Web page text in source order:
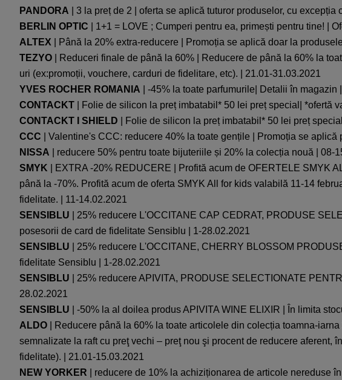
PANDORA | 3 la preț de 2 | oferta se aplică tuturor produselor, cu
BERLIN OPTIC | 1+1 = LOVE ; Cumperi pentru ea, primești pentru tine! |
ALTEX | Până la 20% extra-reducere | Promoția se aplică doar la
TEZYO | Reduceri finale de până la 60% | Reducere de până la 60% la
uri (ex:promoții, vouchere, carduri de fidelitare, etc). | 21.01-31.03.2021
YVES ROCHER ROMANIA | -45% la toate parfumurile| Detalii în magazin
CONTACKT | Folie de silicon la preț imbatabil* 50 lei preț special| *ofertă
CONTACKT I SHIELD | Folie de silicon la preț imbatabil* 50 lei preț
CCC | Valentine's CCC: reducere 40% la toate gențile | Promoția se
NISSA | reducere 50% pentru toate bijuteriile și 20% la colecția nouă | 08-
SMYK | EXTRA -20% REDUCERE | Profită acum de OFERTELE SMYK
până la -70%. Profită acum de oferta SMYK All for kids valabilă 11-14
fidelitate. | 11-14.02.2021
SENSIBLU | 25% reducere L'OCCITANE CAP CEDRAT, PRODUSE
posesorii de card de fidelitate Sensiblu | 1-28.02.2021
SENSIBLU | 25% reducere L'OCCITANE, CHERRY BLOSSOM
fidelitate Sensiblu | 1-28.02.2021
SENSIBLU | 25% reducere APIVITA, PRODUSE SELECTIONATE
28.02.2021
SENSIBLU | -50% la al doilea produs APIVITA WINE ELIXIR | În limita
ALDO | Reducere până la 60% la toate articolele din colecția toamna-
semnalizate la raft cu preţ vechi – preţ nou şi procent de reducere
fidelitate). | 21.01-15.03.2021
NEW YORKER | reducere de 10% la achiziționarea de articole nereduse